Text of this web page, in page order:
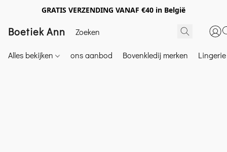
GRATIS VERZENDING VANAF €40 in België
Boetiek Ann
Alles bekijken ons aanbod Bovenkledij merken